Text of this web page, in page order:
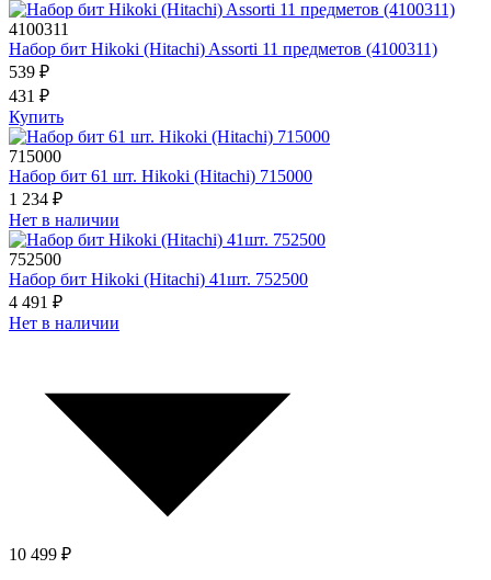
4100311
Набор бит Hikoki (Hitachi) Assorti 11 предметов (4100311)
539 ₽
431 ₽
Купить
715000
Набор бит 61 шт. Hikoki (Hitachi) 715000
1 234 ₽
Нет в наличии
752500
Набор бит Hikoki (Hitachi) 41шт. 752500
4 491 ₽
Нет в наличии
10 499 ₽